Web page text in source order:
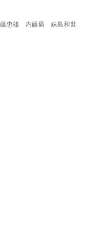
忠雄 内藤廣 妹島和世